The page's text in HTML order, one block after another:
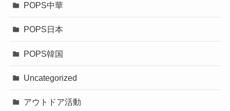
POPS中華
POPS日本
POPS韓国
Uncategorized
アウトドア活動